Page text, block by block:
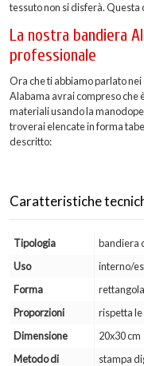
tessuto non si disferà.
La nostra bandiera
professionale
Ora che ti abbiamo parlato
Alabama avrai compreso che
materiali usando la
troverai elencate in forma
descritto:
Caratteristiche
Tipologia
bandiera
Uso
interno/
Forma
Proporzioni
rispetta
Dimensione
20x30 cm
Metodo di
stampa